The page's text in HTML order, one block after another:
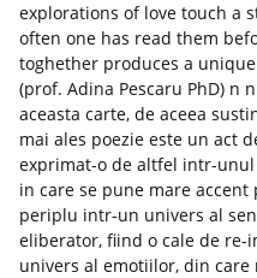
explorations of love touch a
often one has read them
toghether produces a
(prof. Adina Pescaru PhD) n
aceasta carte, de aceea
mai ales poezie este un act
exprimat-o de altfel intr-
in care se pune mare
periplu intr-un univers al
eliberator, fiind o cale de
univers al emotiilor, din